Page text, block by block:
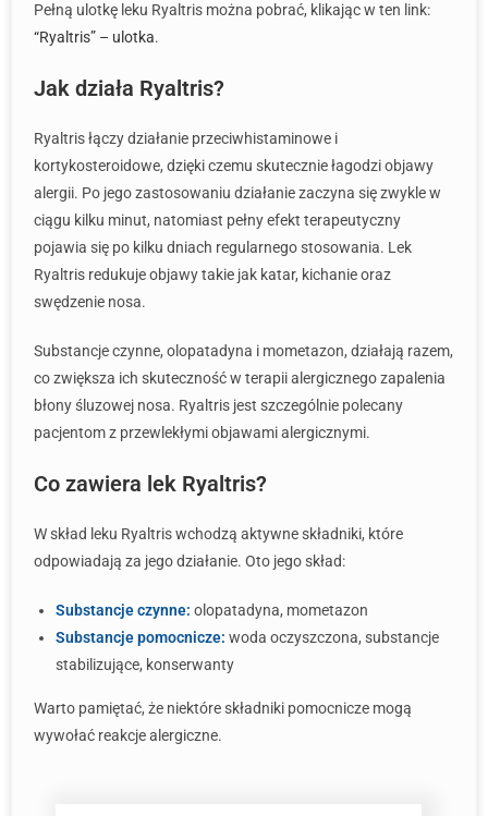
Pełną ulotkę leku Ryaltris można pobrać, klikając w ten link:
“Ryaltris” – ulotka.
Jak działa Ryaltris?
Ryaltris łączy działanie przeciwhistaminowe i
kortykosteroidowe, dzięki czemu skutecznie łagodzi objawy
alergii. Po jego zastosowaniu działanie zaczyna się zwykle w
ciągu kilku minut, natomiast pełny efekt terapeutyczny
pojawia się po kilku dniach regularnego stosowania. Lek
Ryaltris redukuje objawy takie jak katar, kichanie oraz
swędzenie nosa.
Substancje czynne, olopatadyna i mometazon, działają razem,
co zwiększa ich skuteczność w terapii alergicznego zapalenia
błony śluzowej nosa. Ryaltris jest szczególnie polecany
pacjentom z przewlekłymi objawami alergicznymi.
Co zawiera lek Ryaltris?
W skład leku Ryaltris wchodzą aktywne składniki, które
odpowiadają za jego działanie. Oto jego skład:
Substancje czynne: olopatadyna, mometazon
Substancje pomocnicze: woda oczyszczona, substancje
stabilizujące, konserwanty
Warto pamiętać, że niektóre składniki pomocnicze mogą
wywołać reakcje alergiczne.